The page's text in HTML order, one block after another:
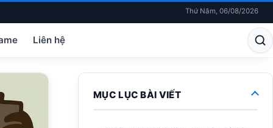
Thứ Năm, 06/08/2026
Liên hệ
MỤC LỤC BÀI VIẾT